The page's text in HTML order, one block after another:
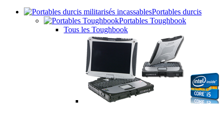
Portables durcis
Portables Toughbook
Tous les Toughbook